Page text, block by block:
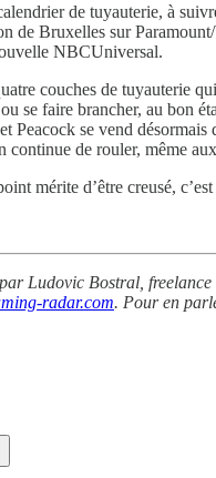
de tuyauterie, à
de Bruxelles sur
NBCUniversal.
couches de tuyauterie
se faire brancher, au bon
Peacock se vend
de rouler, même
mérite d’être creusé,
Ludovic Bostral,
radar.com. Pour en